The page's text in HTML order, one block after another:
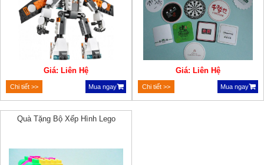
Giá: Liên Hệ
Chi tiết >> Mua ngay
Giá: Liên Hệ
Chi tiết >> Mua ngay
Quà Tặng Bộ Xếp Hình Lego